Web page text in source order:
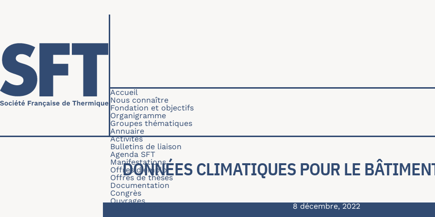
Navigation principale
Accueil
Nous connaître
Fondation et objectifs
Organigramme
Groupes thématiques
Annuaire
Activités
Bulletins de liaison
Agenda SFT
Manifestations
Offres d'emploi
Offres de thèses
Documentation
Congrès
Ouvrages
DONNÉES CLIMATIQUES POUR LE
8 décembre, 2022